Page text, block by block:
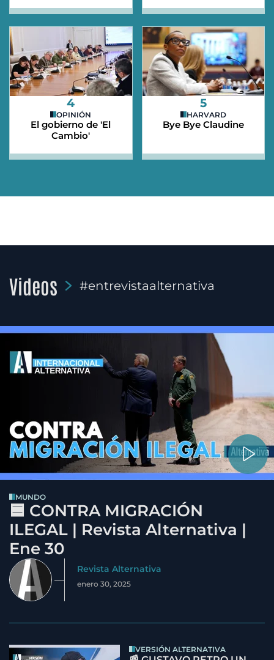
4
OPINIÓN
El gobierno de 'El
Cambio'
5
HARVARD
Bye Bye Claudine
Videos #entrevistaalternativa
MUNDO
🟦 CONTRA MIGRACIÓN
ILEGAL | Revista Alternativa |
Ene 30
Revista Alternativa
enero 30, 2025
VERSIÓN ALTERNATIVA